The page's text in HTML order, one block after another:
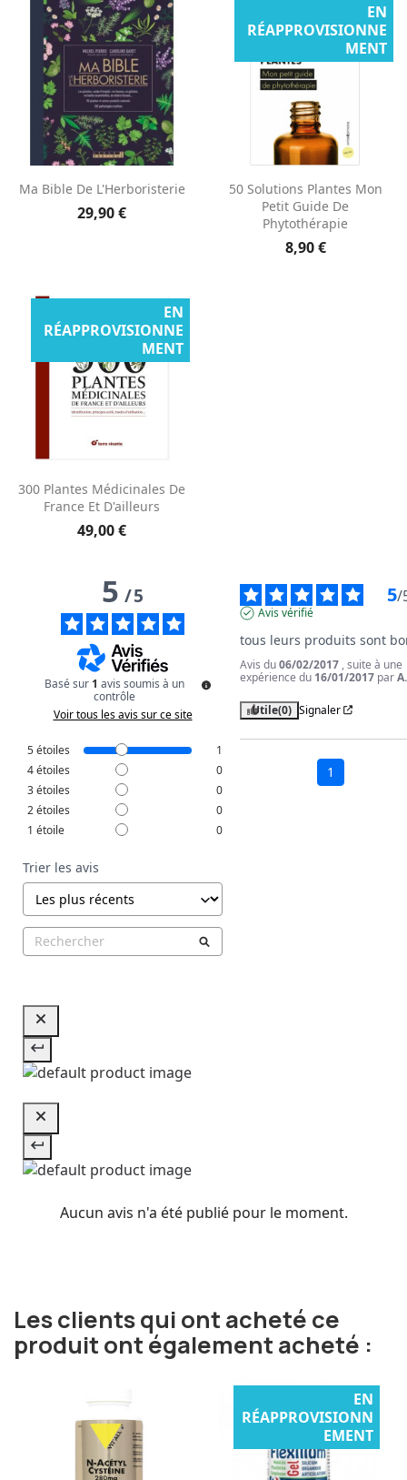
Ma Bible De L'Herboristerie
29,90 €
50 Solutions Plantes Mon
Petit Guide De
Phytothérapie
8,90 €
EN
RÉAPPROVISIONNE
MENT
300 Plantes Médicinales De
France Et D'ailleurs
49,00 €
EN
RÉAPPROVISIONNE
MENT
5/5
Basé sur 1 avis soumis à un
contrôle
Voir tous les avis sur ce site
5étoiles
1
4étoiles
0
3étoiles
0
2étoiles
0
1 étoile 0
Trier les avis
5/
Avis vérifié
tous leurs produits sont
Avis du06/02/2017 , suite à une
expérience du 16/01/2017 par
Utile(0) Signaler
1
Aucun avis n'a été publié pour le moment.
Les clients qui ont acheté ce
produit ont également acheté :
EN
RÉAPPROVISIONN
EMENT